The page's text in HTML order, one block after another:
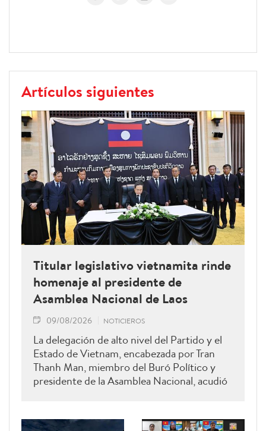
Artículos siguientes
Titular legislativo vietnamita rinde
homenaje al presidente de
Asamblea Nacional de Laos
09/08/2026 NOTICIEROS
La delegación de alto nivel del Partido y el
Estado de Vietnam, encabezada por Tran
Thanh Man, miembro del Buró Político y
presidente de la Asamblea Nacional, acudió
presidente de la Asamblea Nacional de Laos.